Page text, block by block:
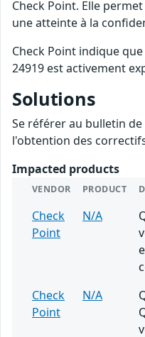
Check Point. Elle
une atteinte à la
Check Point indique
24919 est activement
Solutions
Se référer au bulletin
l'obtention des
Impacted products
VENDOR PRODUCT
Check
Point
N/A
Check
Point
N/A